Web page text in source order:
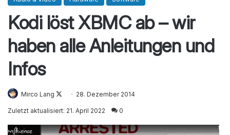
Kodi löst XBMC ab – wir
haben alle Anleitungen und
Infos
Mirco Lang
Follow
on
28. Dezember 2014
Zuletzt aktualisiert: 21. April 2022 0